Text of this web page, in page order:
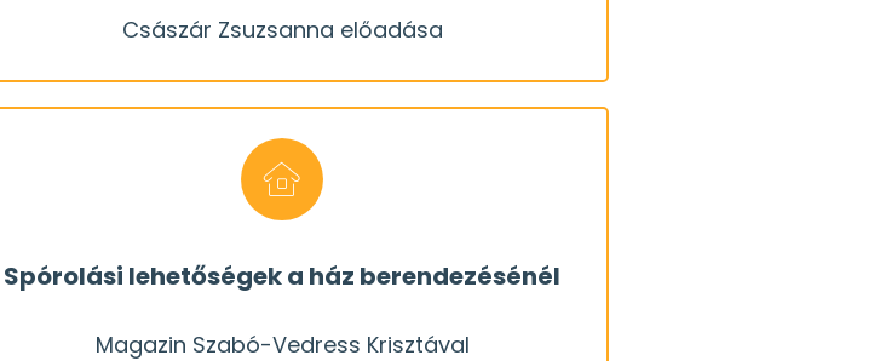
Császár Zsuzsanna előadása
Császár Zsuzsanna előadása
szempontokat is. "A papír mindent elbír", de egyáltalán
Spórolási lehetőségek a ház berendezésénél
Magazin Szabó-Vedress Krisztával
rendezni... Magazin-blokkunkban három költségcsökkentő
témát járunk körül!